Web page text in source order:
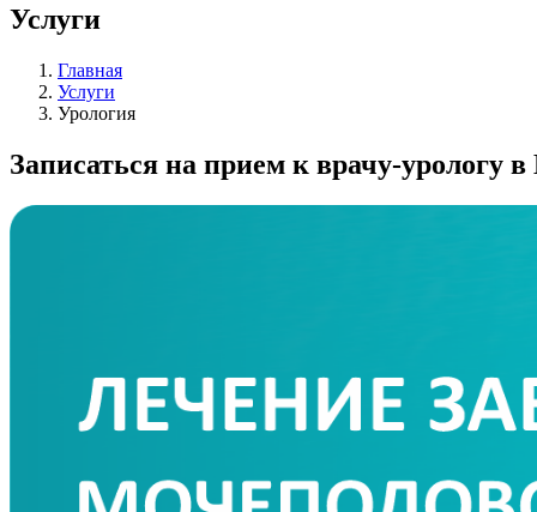
Услуги
Главная
Услуги
Урология
Записаться на прием к врачу-урологу в